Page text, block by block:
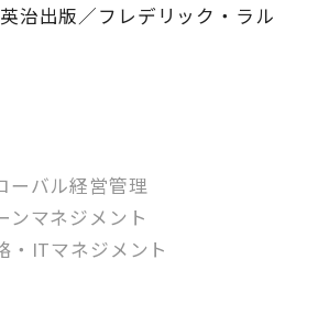
治出版／フレデリック・ラル
ーバル経営管理
ンマネジメント
・ITマネジメント